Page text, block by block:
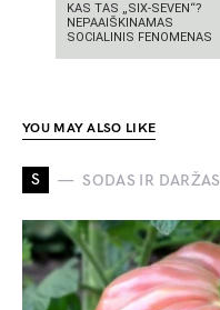
KAS TAS „SIX-SEVEN“?
NEPAAIŠKINAMAS
SOCIALINIS FENOMENAS
YOU MAY ALSO LIKE
S SODAS IR DARŽAS